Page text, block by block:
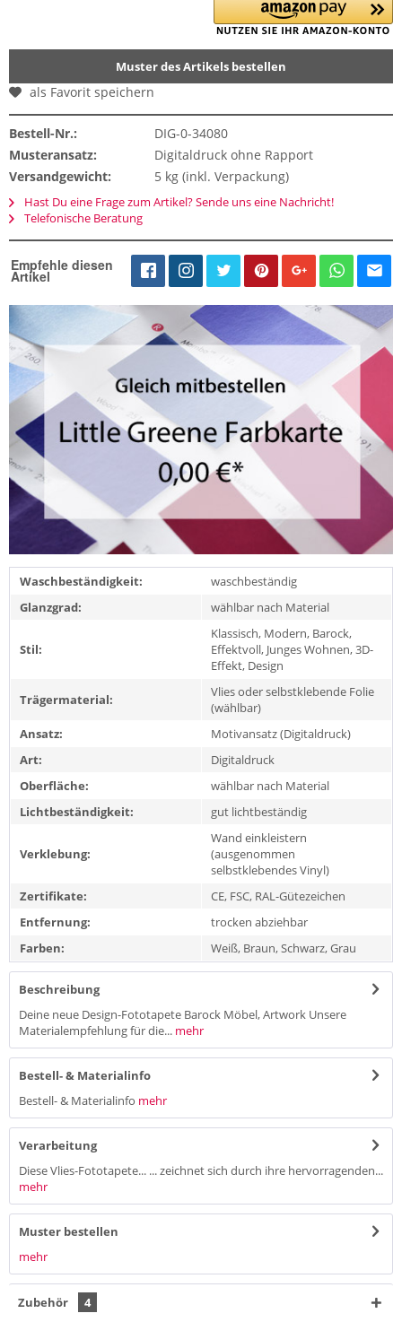
Muster des Artikels bestellen
als Favorit speichern
Bestell-Nr.:
DIG-0-34080
Musteransatz:
Digitaldruck ohne Rapport
Versandgewicht:
5 kg (inkl. Verpackung)
Hast Du eine Frage zum Artikel? Sende uns eine Nachricht!
Telefonische Beratung
Empfehle diesen
Artikel
Waschbeständigkeit:
waschbeständig
Glanzgrad:
wählbar nach Material
Stil:
Klassisch, Modern, Barock,
Effektvoll, Junges Wohnen, 3D-
Effekt, Design
Trägermaterial:
Vlies oder selbstklebende Folie
(wählbar)
Ansatz:
Motivansatz (Digitaldruck)
Art:
Digitaldruck
Oberfläche:
wählbar nach Material
Lichtbeständigkeit:
gut lichtbeständig
Verklebung:
Wand einkleistern
(ausgenommen
selbstklebendes Vinyl)
Zertifikate:
CE, FSC, RAL-Gütezeichen
Entfernung:
trocken abziehbar
Farben:
Weiß, Braun, Schwarz, Grau
Beschreibung
Deine neue Design-Fototapete Barock Möbel, Artwork Unsere
Materialempfehlung für die... mehr
Bestell- & Materialinfo
Bestell- & Materialinfo mehr
Verarbeitung
Diese Vlies-Fototapete... ... zeichnet sich durch ihre hervorragenden...
mehr
Muster bestellen
mehr
Zubehör 4